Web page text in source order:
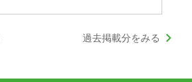
過去掲載分をみる keyboard_arrow_right